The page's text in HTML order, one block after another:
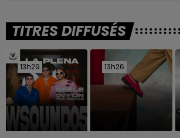
TITRES DIFFUSÉS
13h29
13h29 13h26
13h26